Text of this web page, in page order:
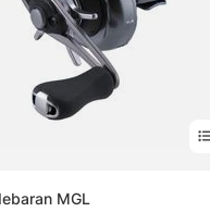
MGL